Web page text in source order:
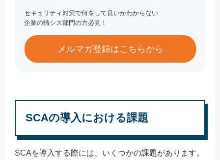
セキュリティ対策で何をして良いかわからない
企業の情シス部門の方必見！
メルマガ登録はこちらから
SCAの導入における課題
SCAを導入する際には、いくつかの課題があります。